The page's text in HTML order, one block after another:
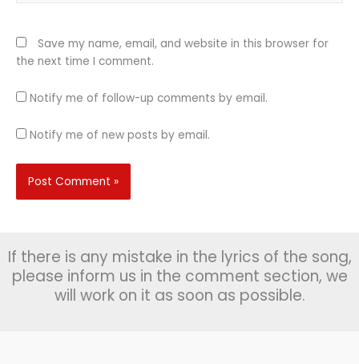
Save my name, email, and website in this browser for
the next time I comment.
Notify me of follow-up comments by email.
Notify me of new posts by email.
If there is any mistake in the lyrics of the song,
please inform us in the comment section, we
will work on it as soon as possible.